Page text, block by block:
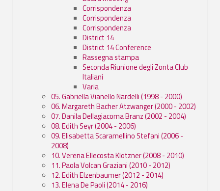
Corrispondenza
Corrispondenza
Corrispondenza
District 14
District 14 Conference
Rassegna stampa
Seconda Riunione degli Zonta Club
Italiani
Varia
05. Gabriella Vianello Nardelli (1998 - 2000)
06. Margareth Bacher Atzwanger (2000 - 2002)
07. Danila Dellagiacoma Branz (2002 - 2004)
08. Edith Seyr (2004 - 2006)
09. Elisabetta Scaramellino Stefani (2006 -
2008)
10. Verena Ellecosta Klotzner (2008 - 2010)
11. Paola Volcan Graziani (2010 - 2012)
12. Edith Elzenbaumer (2012 - 2014)
13. Elena De Paoli (2014 - 2016)